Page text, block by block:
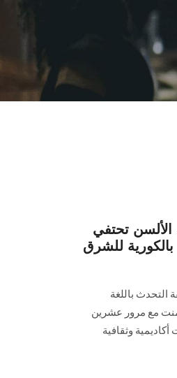
الألسن تحتفي
للشرق
فعاليات الدورة الـ 16 من مسابقة التحدث باللغة
مع مرور عشرين
وثقافية